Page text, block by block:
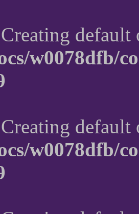
w0078dfb/
w0078dfb/